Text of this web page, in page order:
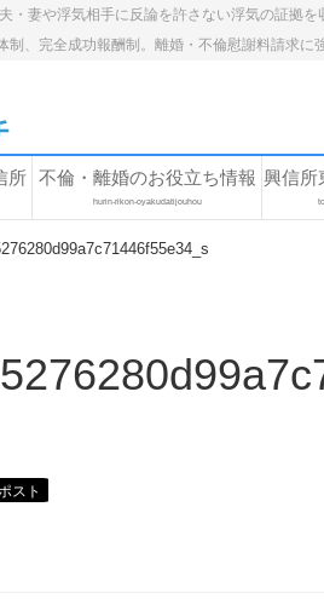
妻や浮気相手に反論を許さない浮気の証拠
、完全成功報酬制。離婚・不倫慰謝料請求に
所 不倫・離婚のお役立ち情報
hurin-rikon-oyakudatijouhou
興信所